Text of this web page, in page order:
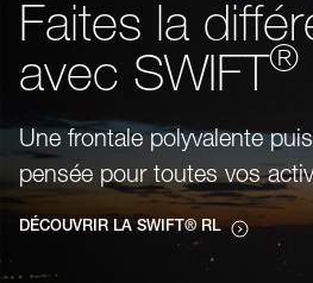
Faites la
avec SWIFT ®
Une frontale polyvalente
pensée pour toutes vos
DÉCOUVRIR LA SWIFT® RL